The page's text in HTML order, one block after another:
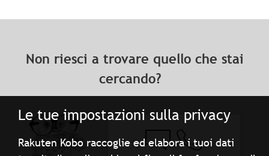
Le tue impostazioni sulla privacy
Rakuten Kobo raccoglie ed elabora i tuoi dati
Non riesci a trovare quello che stai
cercando?